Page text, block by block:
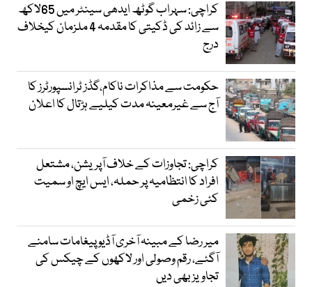
کراچی: سہراب گوٹھ ایدھی سینٹر میں 65لاکھ
سے زائد کی ڈکیتی کا مقدمہ 4 ملزمان کیخلاف
درج
حکومت سے مذاکرات ناکام،گڈز ٹرانسپورٹرز کا
آج سے غیرمعینہ مدت کیلیے ہڑتال کا اعلان
کراچی: تجاوزات کے خلاف آپریشن، مشتعل
افراد کا انتظامیہ پر حملہ، ایس ایچ او سمیت
کئی زخمی
میر رضا کے مبینہ آخری آڈیو پیغامات سامنے
آگئے، رقم وصولی اور لاکھوں کے چیکس کی
تجاویز بھی دیں